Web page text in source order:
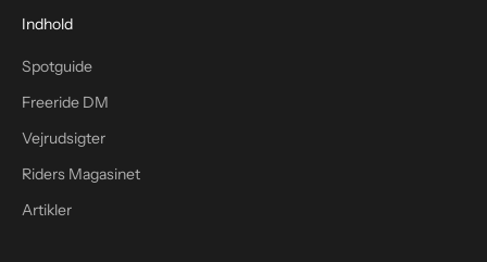
Indhold
Spotguide
Freeride DM
Vejrudsigter
Riders Magasinet
Artikler